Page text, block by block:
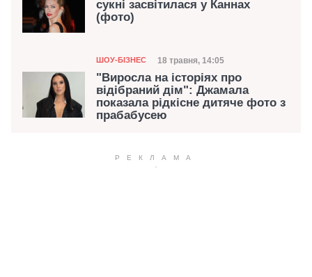
сукні засвітилася у Каннах
(фото)
Категорія
ШОУ-БІЗНЕС Дата публікації
18 травня, 14:05
"Виросла на історіях про
відібраний дім": Джамала
показала рідкісне дитяче фото з
прабабусею